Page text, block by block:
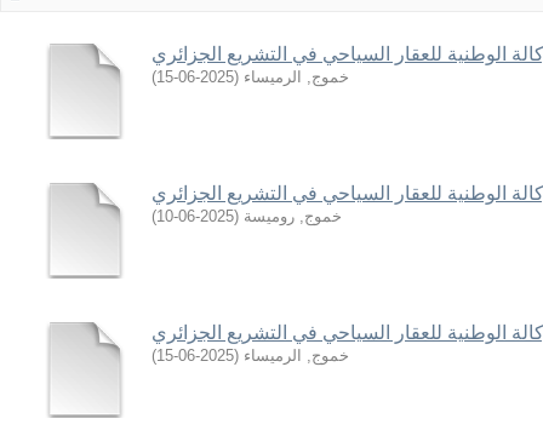
الوطنية للعقار السياحي في التشريع الجزائري
خموج, الرميساء (
2025-06-15
)
الوطنية للعقار السياحي في التشريع الجزائري
خموج, روميسة (
2025-06-10
)
الوطنية للعقار السياحي في التشريع الجزائري
خموج, الرميساء (
2025-06-15
)